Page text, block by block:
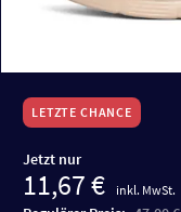
LETZTE CHANCE
Jetzt nur
11,67 € inkl. MwSt.